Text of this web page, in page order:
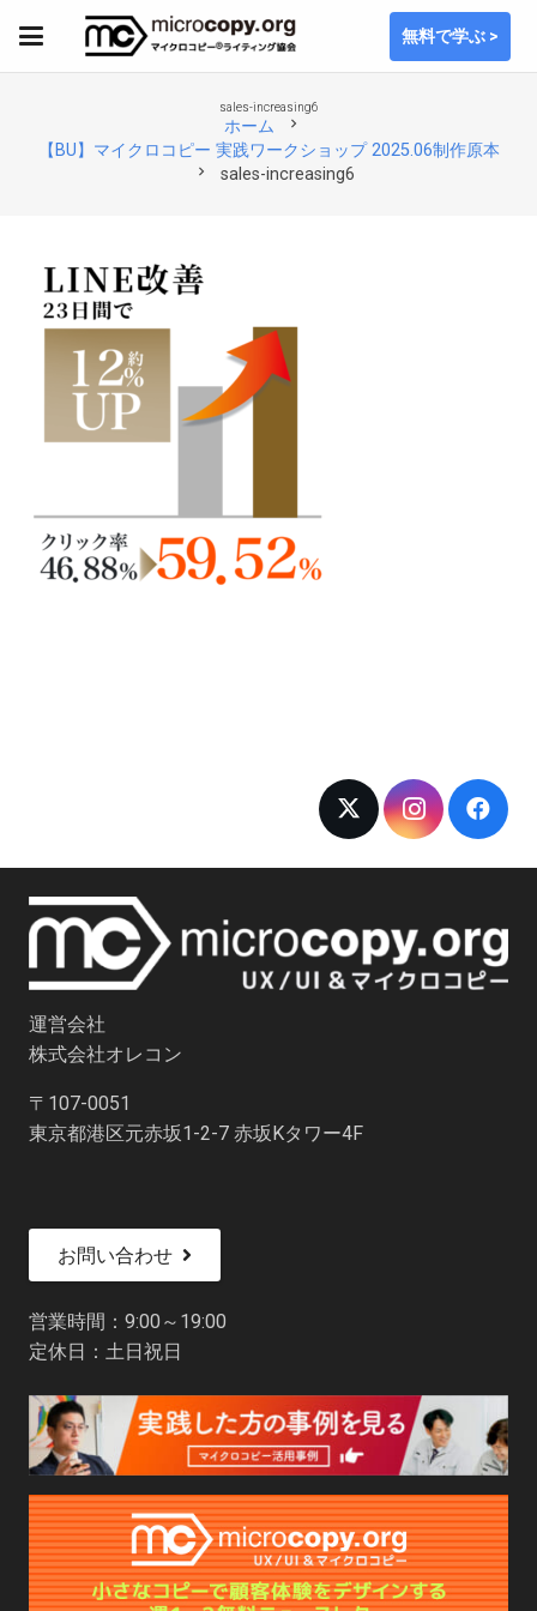
無料で学ぶ >
sales-increasing6
ホーム chevron_right
【BU】マイクロコピー 実践ワークショップ 2025.06制作原本
chevron_right sales-increasing6
運営会社
株式会社オレコン
〒107-0051
東京都港区元赤坂1-2-7 赤坂Kタワー4F
お問い合わせ
営業時間：9:00～19:00
定休日：土日祝日